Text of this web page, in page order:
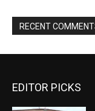
EDITOR PICKS